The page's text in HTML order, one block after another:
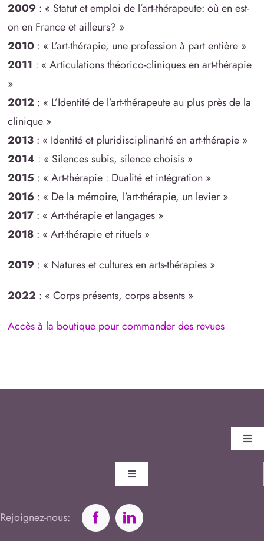
2009 : « Statut et emploi de l’art-thérapeute: où en est-
on en France et ailleurs? »
2010: « L’art-thérapie, une profession à part entière »
2011 : « Articulations théorico-cliniques en art-thérapie
»
2012 : « L’Identité de l’art-thérapeute au plus près de la
clinique »
2013: « Identité et pluridisciplinarité en art-thérapie »
2014 : « Silences subis, silence choisis »
2015 : « Art-thérapie : Dualité et intégration »
2016 : « De la mémoire, l’art-thérapie, un levier »
2017: « Art-thérapie et langages »
2018: « Art-thérapie et rituels »
2019 : « Natures et cultures en arts-thérapies »
2022 : « Corps présents, corps absents »
Accès à la boutique pour commander des revues
Toggle
Annuaire
Rejoignez-nous: